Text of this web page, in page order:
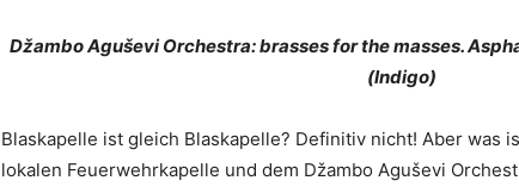
Džambo Aguševi Orchestra: brasses for the masses.
(Indigo)
Blaskapelle ist gleich Blaskapelle? Definitiv nicht! Aber was
lokalen Feuerwehrkapelle und dem Džambo Aguševi